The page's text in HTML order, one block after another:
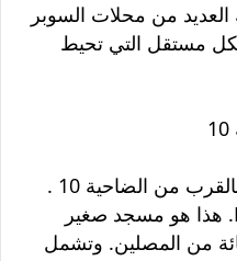
من محلات السوبر
مستقل التي تحيط
هناك عدد قليل من المساجد بالقرب من الضاحية 10 .
الخيار الأقرب هو Masjid JVC. هذا هو مسجد صغير
من المصلين. وتشمل